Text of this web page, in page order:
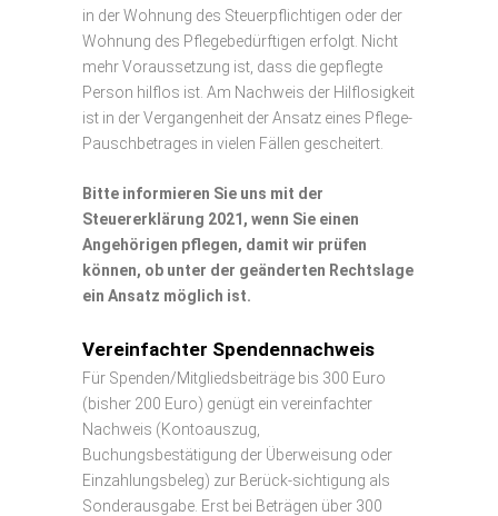
in der Wohnung des Steuerpflichtigen oder der
Wohnung des Pflegebedürftigen erfolgt. Nicht
mehr Voraussetzung ist, dass die gepflegte
Person hilflos ist. Am Nachweis der Hilflosigkeit
ist in der Vergangenheit der Ansatz eines Pflege-
Pauschbetrages in vielen Fällen gescheitert.
Bitte informieren Sie uns mit der
Steuererklärung 2021, wenn Sie einen
Angehörigen pflegen, damit wir prüfen
können, ob unter der geänderten Rechtslage
ein Ansatz möglich ist.
Vereinfachter Spendennachweis
Für Spenden/Mitgliedsbeiträge bis 300 Euro
(bisher 200 Euro) genügt ein vereinfachter
Nachweis (Kontoauszug,
Buchungsbestätigung der Überweisung oder
Einzahlungsbeleg) zur Berück-sichtigung als
Sonderausgabe. Erst bei Beträgen über 300